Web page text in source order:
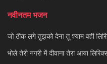
नवीनतम भजन
जो ठीक लगे तुझको देना तू श्याम वही
भोले तेरी नगरी में दीवाना तेरा आया